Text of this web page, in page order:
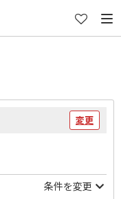
変更
条件を変更